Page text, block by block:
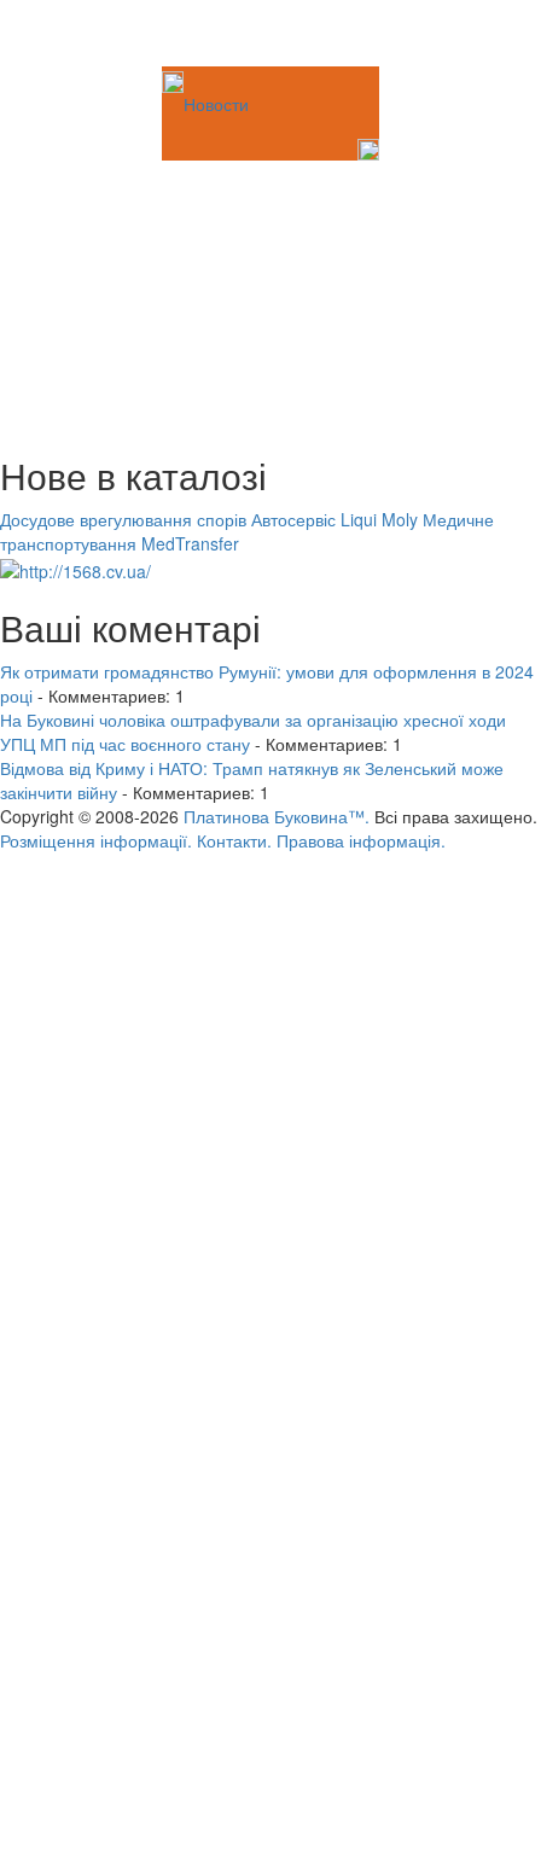
Новости
Нове в каталозі
Досудове врегулювання спорів Автосервіс Liqui Moly Медичне
транспортування MedTransfer
Ваші коментарі
Як отримати громадянство Румунії: умови для оформлення в 2024
році - Комментариев: 1
На Буковині чоловіка оштрафували за організацію хресної ходи
УПЦ МП під час воєнного стану - Комментариев: 1
Відмова від Криму і НАТО: Трамп натякнув як Зеленський може
закінчити війну - Комментариев: 1
Copyright © 2008-2026 Платинова Буковина™. Всі права захищено.
Розміщення інформації. Контакти. Правова інформація.